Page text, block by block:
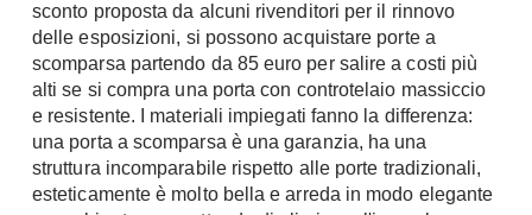
Notte
Camere Matrimoniali
Letti
Comodino
Camere Classiche
Lenzuola
Progetto
Norme
Il Verde
Restauri
Impianti
sconto proposta da alcuni rivenditori per il rinnovo
delle esposizioni, si possono acquistare porte a
scomparsa partendo da 85 euro per salire a costi più
alti se si compra una porta con controtelaio massiccio
e resistente. I materiali impiegati fanno la differenza:
una porta a scomparsa è una garanzia, ha una
struttura incomparabile rispetto alle porte tradizionali,
esteticamente è molto bella e arreda in modo elegante